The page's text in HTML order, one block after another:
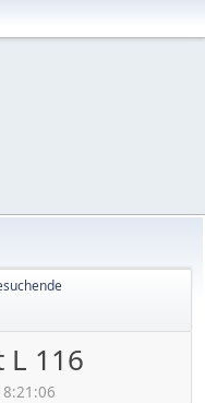
L 116